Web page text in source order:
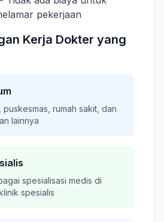
pekerjaan
Kerja Dokter yang
rumah sakit, dan
lainnya
spesialisasi medis di
spesialis